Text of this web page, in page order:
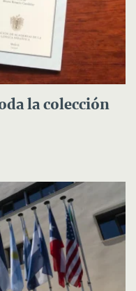
la colección